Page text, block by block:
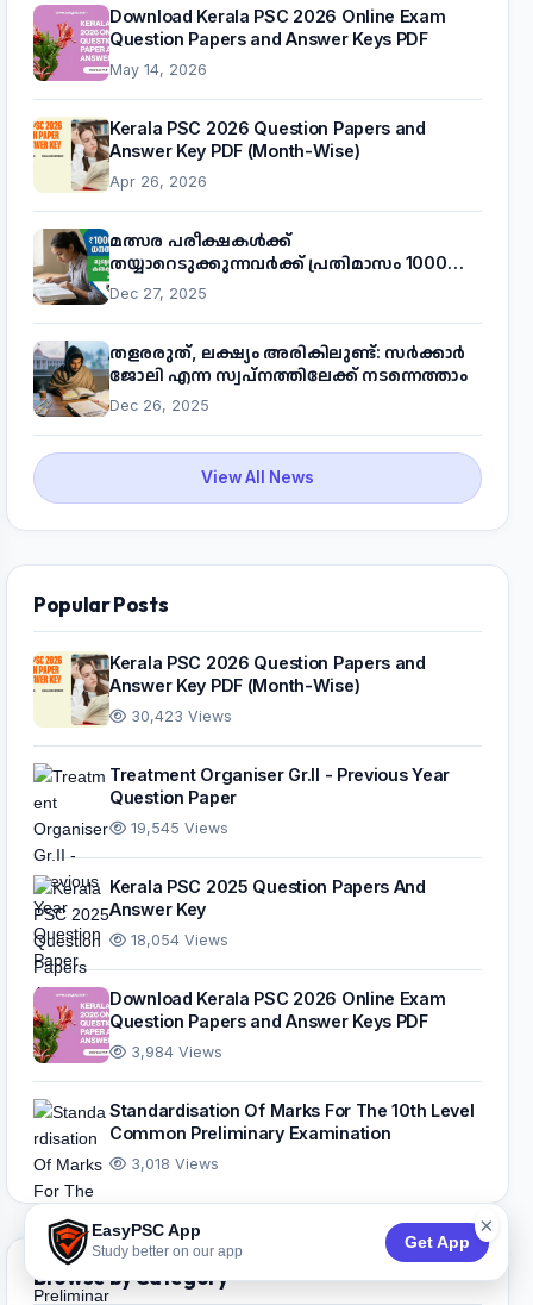
EasyPSC App
Study better on our app
Get App
×
Download Kerala PSC 2026 Online Exam
Question Papers and Answer Keys PDF
May 14, 2026
Kerala PSC 2026 Question Papers and
Answer Key PDF (Month-Wise)
Apr 26, 2026
മത്സര പരീക്ഷകൾക്ക്
തയ്യാറെടുക്കുന്നവർക്ക് പ്രതിമാസം 1000
രൂപ! മുഖ്യമന്ത്രിയുടെ 'കണക്ട് ടു വർക്ക്'
പദ്ധതിയെക്കുറിച്ച് അറിയാം
Dec 27, 2025
തളരരുത്, ലക്ഷ്യം അരികിലുണ്ട്: സർക്കാർ
ജോലി എന്ന സ്വപ്നത്തിലേക്ക് നടന്നെത്താം
Dec 26, 2025
View All News
Popular Posts
Kerala PSC 2026 Question Papers and
Answer Key PDF (Month-Wise)
30,423 Views
Treatment Organiser Gr.II - Previous Year
Question Paper
19,545 Views
Kerala PSC 2025 Question Papers And
Answer Key
18,054 Views
Download Kerala PSC 2026 Online Exam
Question Papers and Answer Keys PDF
3,984 Views
Standardisation Of Marks For The 10th Level
Common Preliminary Examination
3,018 Views
Browse by Category